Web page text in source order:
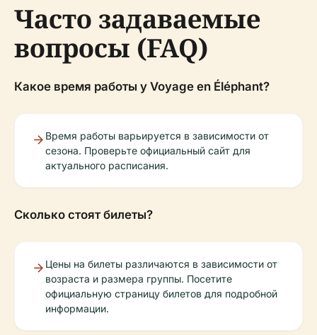
Часто задаваемые
вопросы (FAQ)
Какое время работы у Voyage en Éléphant?
Время работы варьируется в зависимости от
сезона. Проверьте официальный сайт для
актуального расписания.
Сколько стоят билеты?
Цены на билеты различаются в зависимости от
возраста и размера группы. Посетите
официальную страницу билетов для подробной
информации.